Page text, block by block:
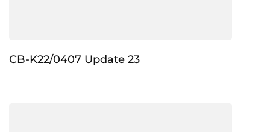
CB-K22/0407 Update 23